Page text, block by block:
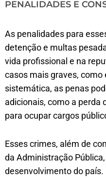
PENALIDADES E
As penalidades para
detenção e multas
vida profissional e na
casos mais graves,
sistemática, as penas
adicionais, como a perda
para ocupar cargos
Esses crimes, além de
da Administração
desenvolvimento do